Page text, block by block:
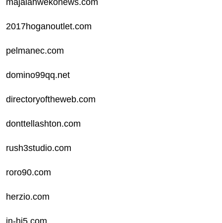
2017hoganoutlet.com
pelmanec.com
domino99qq.net
directoryoftheweb.com
donttellashton.com
rush3studio.com
roro90.com
herzio.com
in-hi5.com